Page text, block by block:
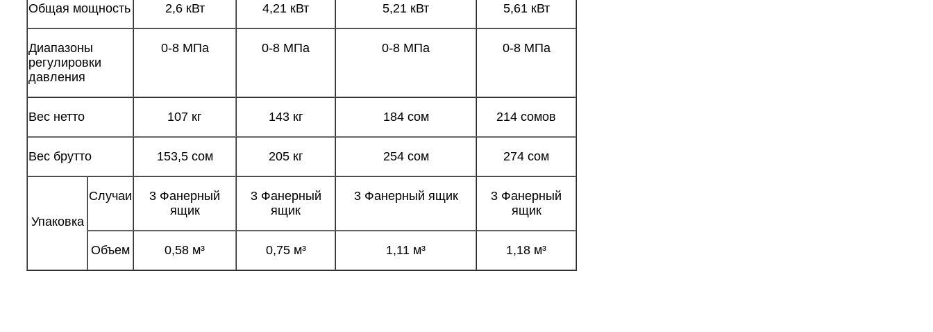
Общая мощность 2,6 кВт 4,21 кВт 5,21 кВт 5,61 кВт
Диапазоны
регулировки
давления
0-8 МПа 0-8 МПа 0-8 МПа 0-8 МПа
Вес нетто 107 кг 143 кг 184 сом 214 сомов
Вес брутто 153,5 сом 205 кг 254 сом 274 сом
Упаковка
Случаи
3 Фанерный
ящик
3 Фанерный
ящик
3 Фанерный ящик
3 Фанерный
ящик
Объем 0,58 м³ 0,75 м³ 1,11 м³ 1,18 м³